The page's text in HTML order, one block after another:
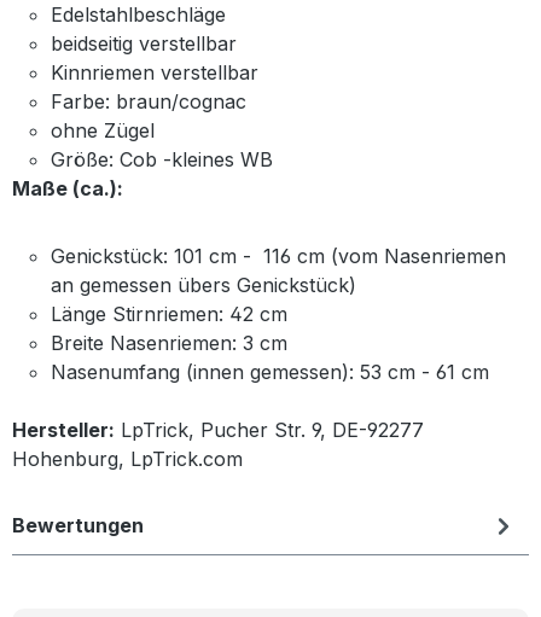
Edelstahlbeschläge
beidseitig verstellbar
Kinnriemen verstellbar
Farbe: braun/cognac
ohne Zügel
Größe: Cob -kleines WB
Maße (ca.):
Genickstück: 101 cm - 116 cm (vom Nasenriemen
an gemessen übers Genickstück)
Länge Stirnriemen: 42 cm
Breite Nasenriemen: 3 cm
Nasenumfang (innen gemessen): 53 cm - 61 cm
Hersteller: LpTrick, Pucher Str. 9, DE-92277
Hohenburg, LpTrick.com
Bewertungen